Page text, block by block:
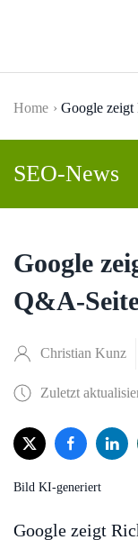
Home Google zeigt
SEO-News
Google
Q&A-
Christian Kunz
Zuletzt
Bild KI-generiert
Google zeigt